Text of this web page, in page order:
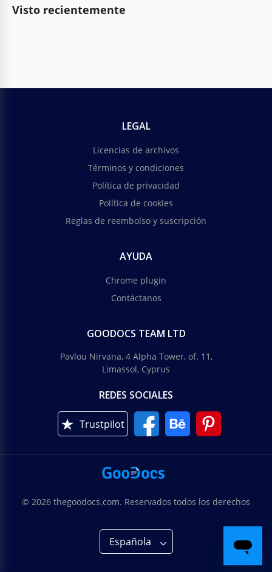
Visto recientemente
LEGAL
Licencias de archivos
Términos y condiciones
Política de privacidad
Política de cookies
Reglas de reembolso y suscripción
AYUDA
Chrome plugin
Contáctanos
GOODOCS TEAM LTD
Pavlou Nirvana, 4 Alpha Tower, of. 11,
Limassol, Cyprus
REDES SOCIALES
Trustpilot
© 2026 thegoodocs.com. Reservados todos los derechos
Española